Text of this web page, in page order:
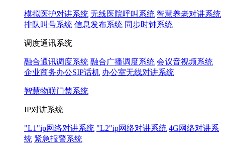
模拟医护对讲系统 无线医院呼叫系统 智慧养老对讲系统
排队叫号系统 信息发布系统 同步时钟系统
调度通讯系统
融合通讯调度系统 融合广播调度系统 会议音视频系统
企业商务办公SIP话机 办公室无线对讲系统
智慧物联门禁系统
IP对讲系统
"L1"ip网络对讲系统 "L2"ip网络对讲系统 4G网络对讲系
统 紧急报警系统